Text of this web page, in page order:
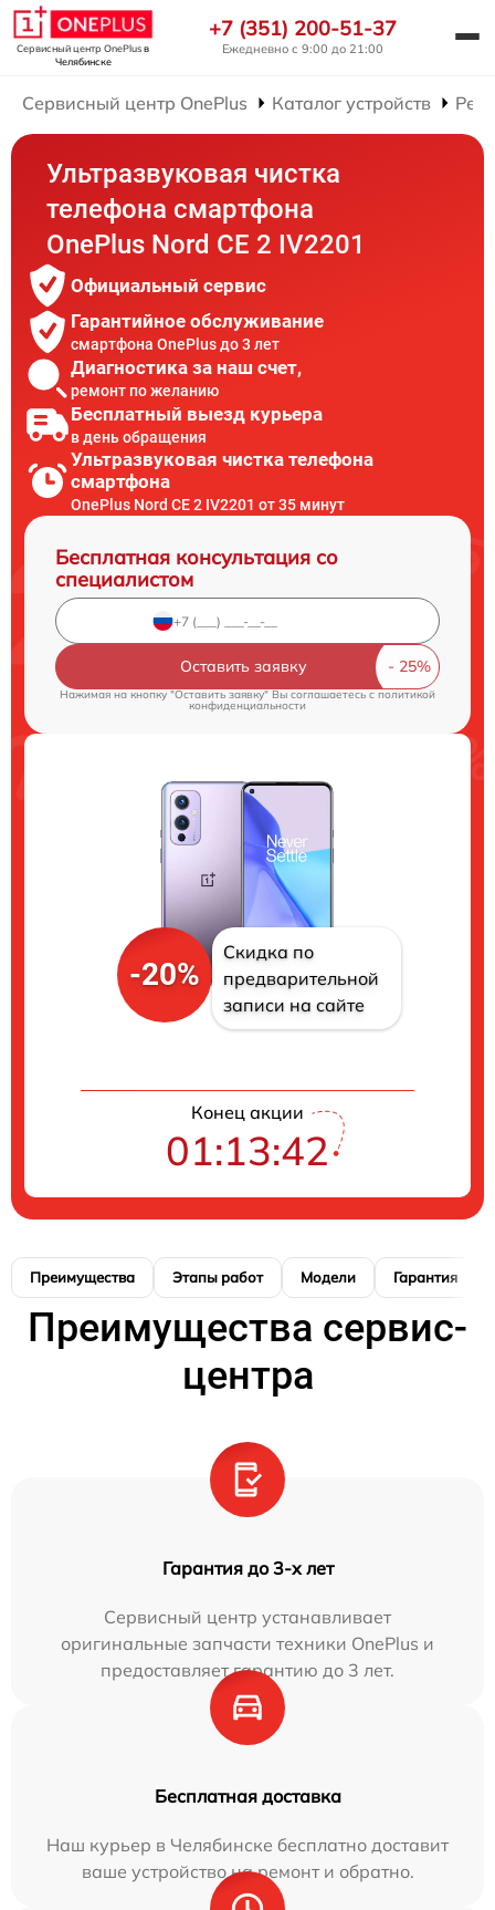
Сервисный центр OnePlusв
Челябинске
+7 (351) 200-51-37
Ежедневно с 9:00 до 21:00
Сервисный центр OnePlus Каталог устройств
Ультразвуковая чистка
телефона смартфона
OnePlus Nord CE 2 IV2201
Официальный сервис
Гарантийное обслуживание
смартфона OnePlus до 3 лет
Диагностика за наш счет,
ремонт по желанию
Бесплатный выезд курьера
в день обращения
Ультразвуковая чистка телефона
смартфона
OnePlus Nord CE 2 IV2201 от 35 минут
Бесплатная консультация со
специалистом
Оставить заявку
Нажимая на кнопку "Оставить заявку" Вы соглашаетесь c политикой
конфиденциальности
-20%
Скидка по
предварительной
записи на сайте
Конец акции
01:13:41
Преимущества Этапы работ Модели Гарантия
Преимущества сервис-
центра
Гарантия до 3-х лет
Сервисный центр устанавливает
оригинальные запчасти техники OnePlus и
предоставляет гарантию до 3 лет.
Бесплатная доставка
Наш курьер в Челябинске бесплатно доставит
ваше устройство на ремонт и обратно.